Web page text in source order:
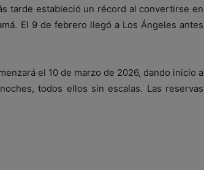
tarde estableció un récord al convertirse en
El 9 de febrero llegó a Los Ángeles antes
el 10 de marzo de 2026, dando inicio a
todos ellos sin escalas. Las reservas